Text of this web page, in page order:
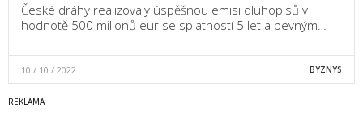
České dráhy realizovaly úspěšnou emisi dluhopisů v
hodnotě 500 milionů eur se splatností 5 let a pevným…
10 / 10 / 2022 BYZNYS